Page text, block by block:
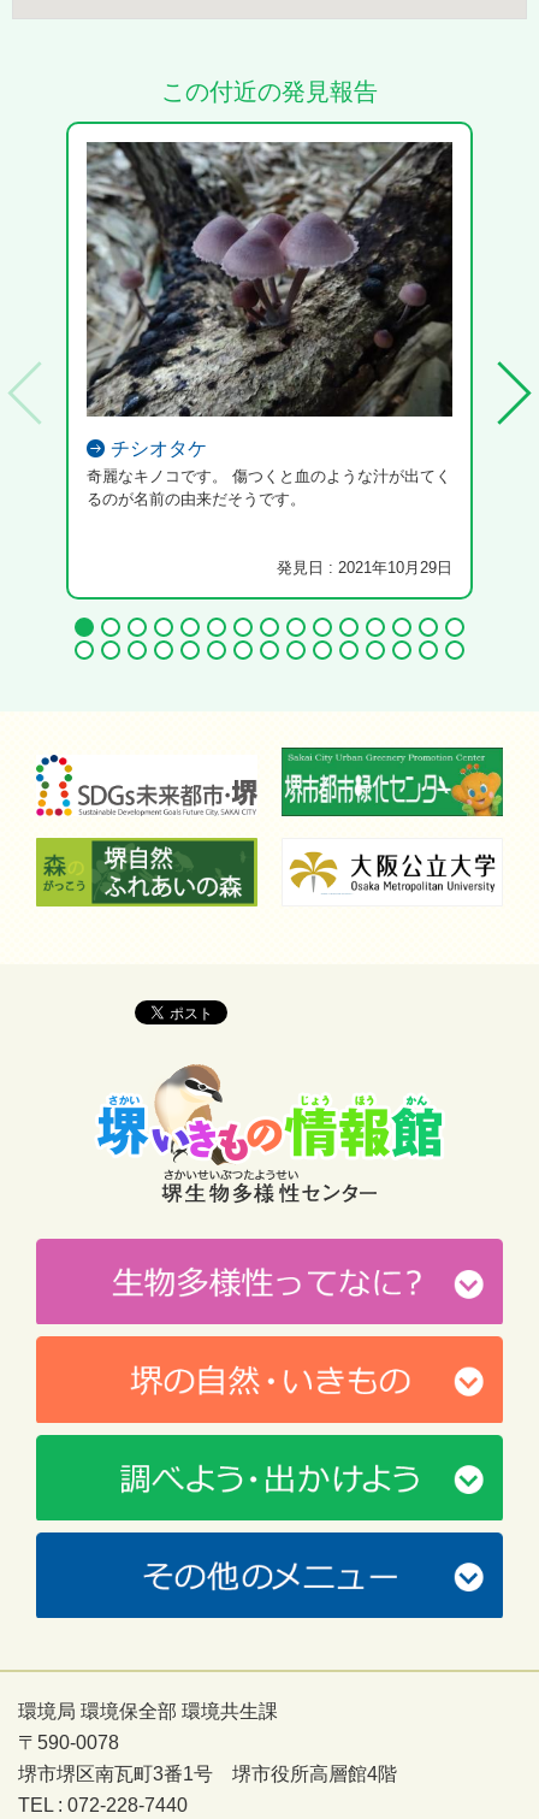
この付近の発見報告
チシオタケ
奇麗なキノコです。 傷つくと血のような汁が出てく
るのが名前の由来だそうです。
発見日 : 2021年10月29日
環境局 環境保全部 環境共生課
〒590-0078
堺市堺区南瓦町3番1号 堺市役所高層館4階
TEL : 072-228-7440